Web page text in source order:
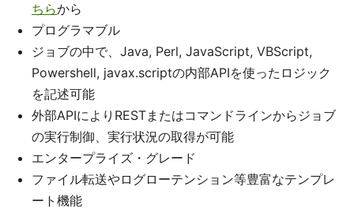
ちらから
プログラマブル
ジョブの中で、Java, Perl, JavaScript, VBScript,
Powershell, javax.scriptの内部APIを使ったロジック
を記述可能
外部APIによりRESTまたはコマンドラインからジョブ
の実行制御、実行状況の取得が可能
エンタープライズ・グレード
ファイル転送やログローテンション等豊富なテンプレ
ート機能